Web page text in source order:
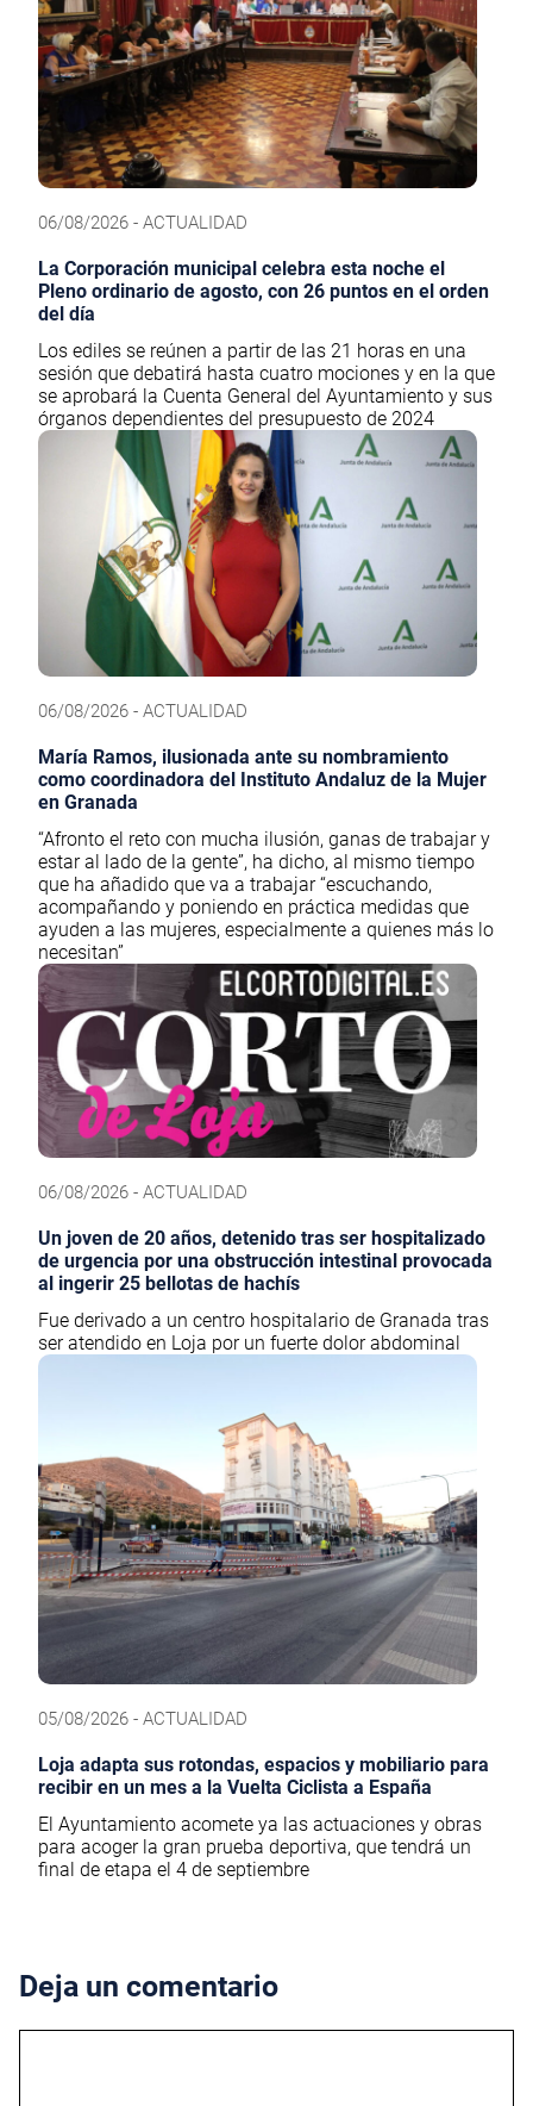
06/08/2026 - ACTUALIDAD
La Corporación municipal celebra esta noche el
Pleno ordinario de agosto, con 26 puntos en el orden
del día
Los ediles se reúnen a partir de las 21 horas en una
sesión que debatirá hasta cuatro mociones y en la que
se aprobará la Cuenta General del Ayuntamiento y sus
órganos dependientes del presupuesto de 2024
06/08/2026 - ACTUALIDAD
María Ramos, ilusionada ante su nombramiento
como coordinadora del Instituto Andaluz de la Mujer
en Granada
“Afronto el reto con mucha ilusión, ganas de trabajar y
estar al lado de la gente”, ha dicho, al mismo tiempo
que ha añadido que va a trabajar “escuchando,
acompañando y poniendo en práctica medidas que
ayuden a las mujeres, especialmente a quienes más lo
necesitan”
06/08/2026 - ACTUALIDAD
Un joven de 20 años, detenido tras ser hospitalizado
de urgencia por una obstrucción intestinal provocada
al ingerir 25 bellotas de hachís
Fue derivado a un centro hospitalario de Granada tras
ser atendido en Loja por un fuerte dolor abdominal
05/08/2026 - ACTUALIDAD
Loja adapta sus rotondas, espacios y mobiliario para
recibir en un mes a la Vuelta Ciclista a España
El Ayuntamiento acomete ya las actuaciones y obras
para acoger la gran prueba deportiva, que tendrá un
final de etapa el 4 de septiembre
Deja un comentario